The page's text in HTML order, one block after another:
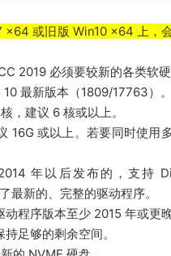
x64 或旧版 Win10 x64 上，
2019 必须要较新的各类软硬
最新版本（1809/17763）。
，建议 6 核或以上。
16G 或以上。若要同时使用
年以后发布的，支持
最新的、完整的驱动程序。
程序版本至少 2015 年或更晚
足够的剩余空间。